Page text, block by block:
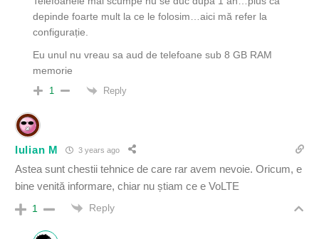
depinde foarte mult la ce le folosim…aici mă refer la
configurație.
Eu unul nu vreau sa aud de telefoane sub 8 GB RAM
memorie
1 Reply
Iulian M 3 years ago
Astea sunt chestii tehnice de care rar avem nevoie. Oricum, e
bine venită informare, chiar nu știam ce e VoLTE
1 Reply